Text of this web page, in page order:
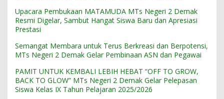
Upacara Pembukaan MATAMUDA MTs Negeri 2 Demak
Resmi Digelar, Sambut Hangat Siswa Baru dan Apresiasi
Prestasi
Semangat Membara untuk Terus Berkreasi dan Berpotensi,
MTs Negeri 2 Demak Gelar Pembinaan ASN dan Pegawai
PAMIT UNTUK KEMBALI LEBIH HEBAT “OFF TO GROW,
BACK TO GLOW” MTs Negeri 2 Demak Gelar Pelepasan
Siswa Kelas IX Tahun Pelajaran 2025/2026